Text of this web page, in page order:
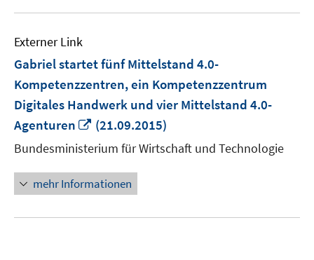
Externer Link
Gabriel startet fünf Mittelstand 4.0-
Kompetenzzentren, ein Kompetenzzentrum
Digitales Handwerk und vier Mittelstand 4.0-
Agenturen
In
neuem
Fenster
öffnen
(21.09.2015)
Bundesministerium für Wirtschaft und Technologie
mehr Informationen